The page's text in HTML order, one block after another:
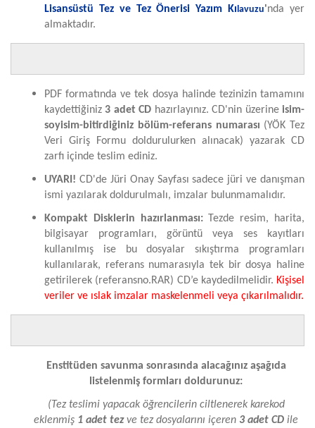
Lisansüstü Tez ve TezÖnerisi Yazım Kılavuzu'nda yer
almaktadır.
PDF formatında ve tek dosya halinde tezinizin tamamını
kaydettiğiniz3 adet CD hazırlayınız. CD'nin üzerineisim-
soyisim-bitirdiğiniz bölüm-referans numarası (YÖK Tez
Veri Giriş Formu doldurulurken alınacak) yazarak CD
zarfı içinde teslim ediniz.
UYARI! CD'de Jüri Onay Sayfası sadece jüri ve danışman
ismi yazılarak doldurulmalı, imzalar bulunmamalıdır.
Kompakt Disklerin hazırlanması:
Tezde resim, harita,
bilgisayar programları, görüntü veya ses kayıtları
kullanılmış ise bu dosyalar sıkıştırma programları
kullanılarak, referans numarasıyla tek bir dosya haline
getirilerek (referansno.RAR) CD’e kaydedilmelidir. Kişisel
veriler ve ıslak imzalar maskelenmeli veya çıkarılmalıdır.
Enstitüden savunma sonrasında alacağınız aşağıda
listelenmiş formları doldurunuz:
(Tez teslimi yapacak öğrencilerin ciltlenerek karekod
eklenmiş 1 adet tezve tez dosyalarını içeren 3 adet CD ile